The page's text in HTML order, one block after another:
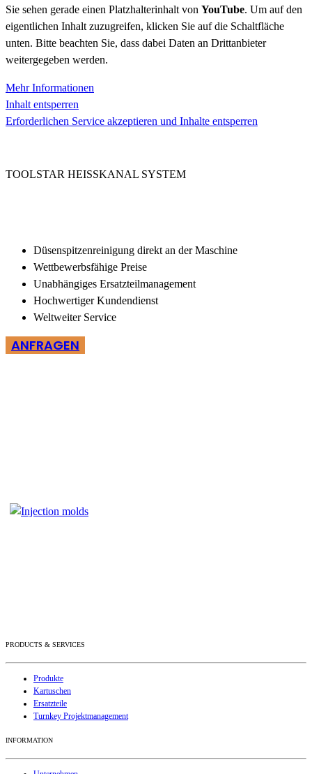
Sie sehen gerade einen Platzhalterinhalt von YouTube. Um auf den
eigentlichen Inhalt zuzugreifen, klicken Sie auf die Schaltfläche
unten. Bitte beachten Sie, dass dabei Daten an Drittanbieter
weitergegeben werden.
Mehr Informationen
Inhalt entsperren
Erforderlichen Service akzeptieren und Inhalte entsperren
TOOLSTAR HEISSKANAL SYSTEM
Düsenspitzenreinigung direkt an der Maschine
Wettbewerbsfähige Preise
Unabhängiges Ersatzteilmanagement
Hochwertiger Kundendienst
Weltweiter Service
ANFRAGEN
PRODUCTS & SERVICES
Produkte
Kartuschen
Ersatzteile
Turnkey Projektmanagement
INFORMATION